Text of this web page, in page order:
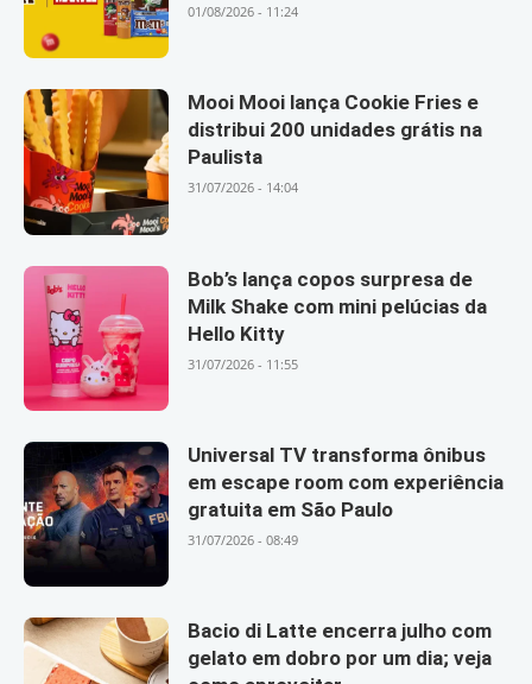
01/08/2026 - 11:24
Mooi Mooi lança Cookie Fries e
distribui 200 unidades grátis na
Paulista
31/07/2026 - 14:04
Bob’s lança copos surpresa de
Milk Shake com mini pelúcias da
Hello Kitty
31/07/2026 - 11:55
Universal TV transforma ônibus
em escape room com experiência
gratuita em São Paulo
31/07/2026 - 08:49
Bacio di Latte encerra julho com
gelato em dobro por um dia; veja